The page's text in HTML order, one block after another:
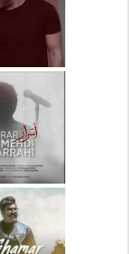
دانلود آهنگ
بهرام بنام
دانلود آهنگ
یراحی بنام